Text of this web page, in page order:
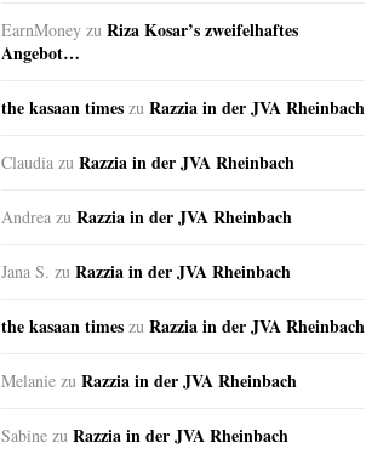
EarnMoney zu Riza Kosar’s zweifelhaftes
Angebot…
the kasaan times zu Razzia in der JVA Rheinbach
Claudia zu Razzia in der JVA Rheinbach
Andrea zu Razzia in der JVA Rheinbach
Jana S. zu Razzia in der JVA Rheinbach
the kasaan times zu Razzia in der JVA Rheinbach
Melanie zu Razzia in der JVA Rheinbach
Sabine zu Razzia in der JVA Rheinbach